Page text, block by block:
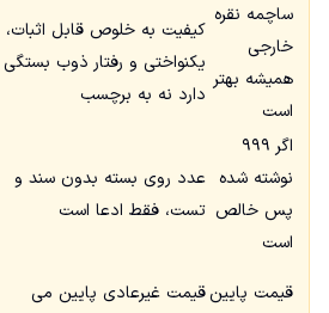
ساچمه نقره
خارجی
همیشه بهتر
است
کیفیت به خلوص قابل اثبات،
یکنواختی و رفتار ذوب بستگی
دارد نه به برچسب
اگر ۹۹۹
نوشته شده
پس خالص
است
عدد روی بسته بدون سند و
تست، فقط ادعا است
قیمت پایینقیمت غیرعادی پایین می